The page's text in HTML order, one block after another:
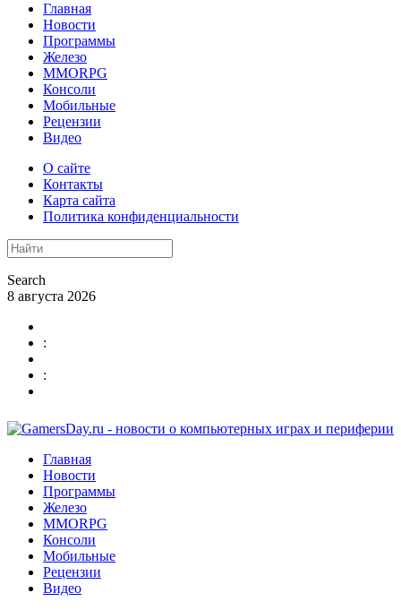
Главная
Новости
Программы
Железо
MMORPG
Консоли
Мобильные
Рецензии
Видео
О сайте
Контакты
Карта сайта
Политика конфиденциальности
Search
8 августа 2026
:
:
Главная
Новости
Программы
Железо
MMORPG
Консоли
Мобильные
Рецензии
Видео